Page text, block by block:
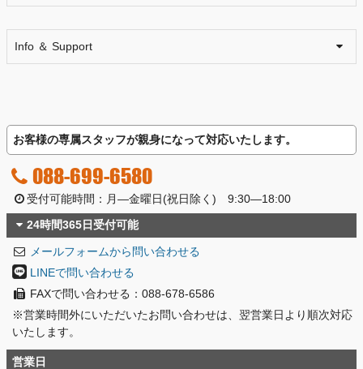
Info ＆ Support
お客様の専属スタッフが親身になって対応いたします。
088-699-6580
受付可能時間：月―金曜日(祝日除く) 9:30―18:00
24時間365日受付可能
メールフォームから問い合わせる
LINEで問い合わせる
FAXで問い合わせる：088-678-6586
※営業時間外にいただいたお問い合わせは、翌営業日より順次対応
いたします。
営業日